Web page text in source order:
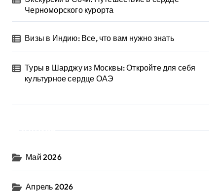
Черноморского курорта
Визы в Индию: Все, что вам нужно знать
Туры в Шарджу из Москвы: Откройте для себя
культурное сердце ОАЭ
Май 2026
Апрель 2026